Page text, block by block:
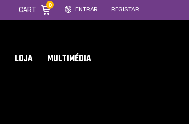
ENTRAR REGISTAR
CART
0
LOJA MULTIMÉDIA